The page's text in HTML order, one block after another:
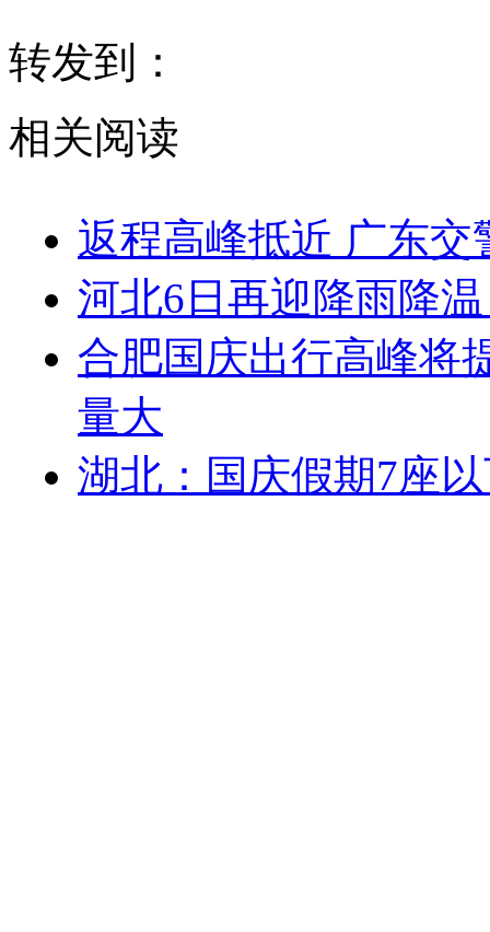
转发到：
相关阅读
返程高峰抵近 广东
河北6日再迎降雨降
合肥国庆出行高峰将
量大
湖北：国庆假期7座